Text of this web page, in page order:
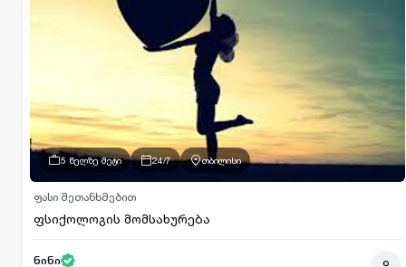
5 წელზე მეტი 24/7 თბილისი
ფსიქოლოგის მომსახურება
ფასი შეთანხმებით
ნინი